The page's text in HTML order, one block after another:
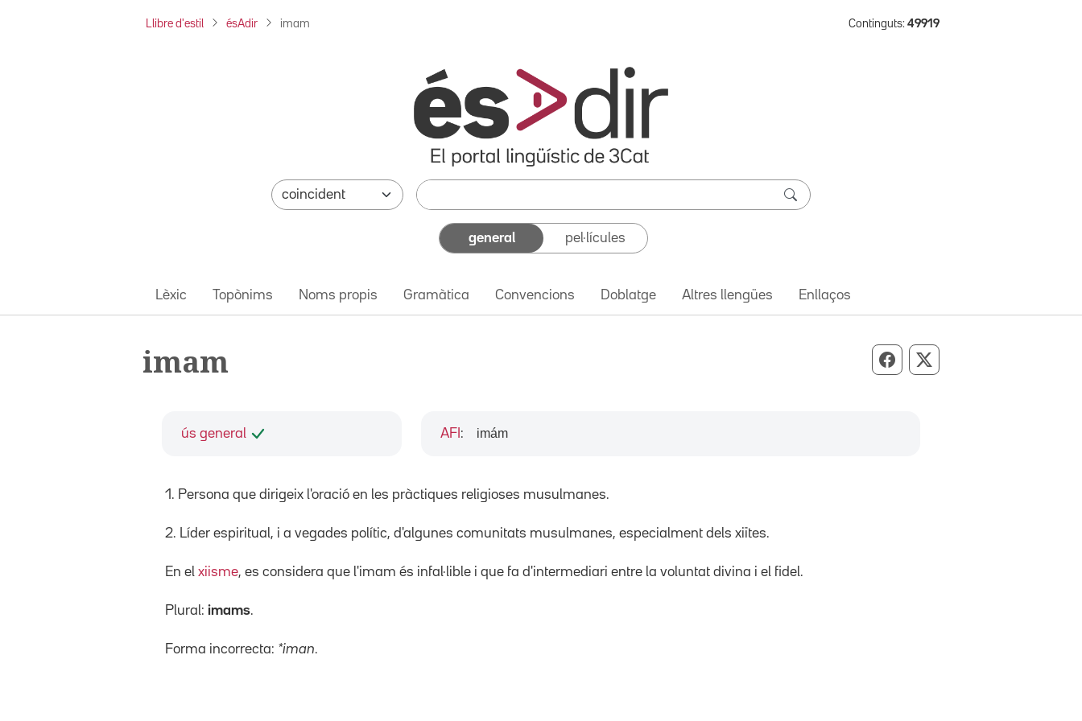
Llibre d'estil ésAdir imam Continguts: 49919
general pel·lícules
Lèxic Topònims Noms propis Gramàtica Convencions Doblatge Altres llengües Enllaços
imam Compartir per Facebook
Compartir per X
ús general AFI : imám
1. Persona que dirigeix l'oració en les pràctiques religioses musulmanes.
2. Líder espiritual, i a vegades polític, d'algunes comunitats musulmanes, especialment dels xiïtes.
En el xiisme, es considera que l'imam és infal·lible i que fa d'intermediari entre la voluntat divina i el fidel.
Plural: imams.
Forma incorrecta: *iman.